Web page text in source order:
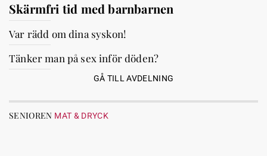
Skärmfri tid med barnbarnen
Var rädd om dina syskon!
Tänker man på sex inför döden?
GÅ TILL AVDELNING
SENIOREN MAT & DRYCK